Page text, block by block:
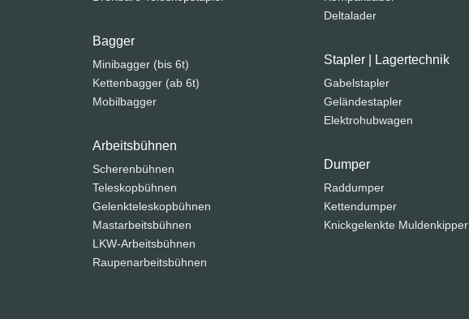
Bagger
Minibagger (bis 6t)
Kettenbagger (ab 6t)
Mobilbagger
Arbeitsbühnen
Scherenbühnen
Teleskopbühnen
Gelenkteleskopbühnen
Mastarbeitsbühnen
LKW-Arbeitsbühnen
Raupenarbeitsbühnen
Deltalader
Stapler | Lagertechnik
Gabelstapler
Geländestapler
Elektrohubwagen
Dumper
Raddumper
Kettendumper
Knickgelenkte Muldenkipper